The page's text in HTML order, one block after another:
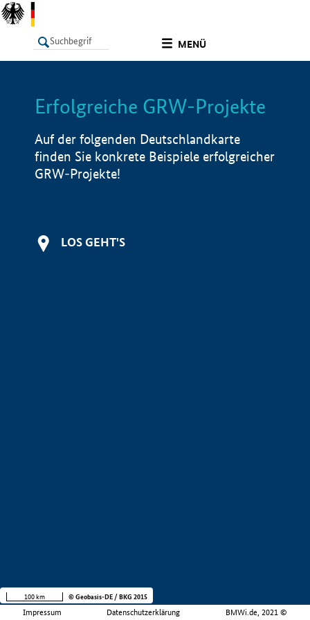
MENÜ
LISTE Info
Erfolgreiche GRW-Projekte
Auf der folgenden Deutschlandkarte
finden Sie konkrete Beispiele erfolgreicher
GRW-Projekte!
LOS GEHT'S
Impressum Datenschutzerklärung BMWi.de, 2021 ©
100 km © Geobasis-DE / BKG 2015